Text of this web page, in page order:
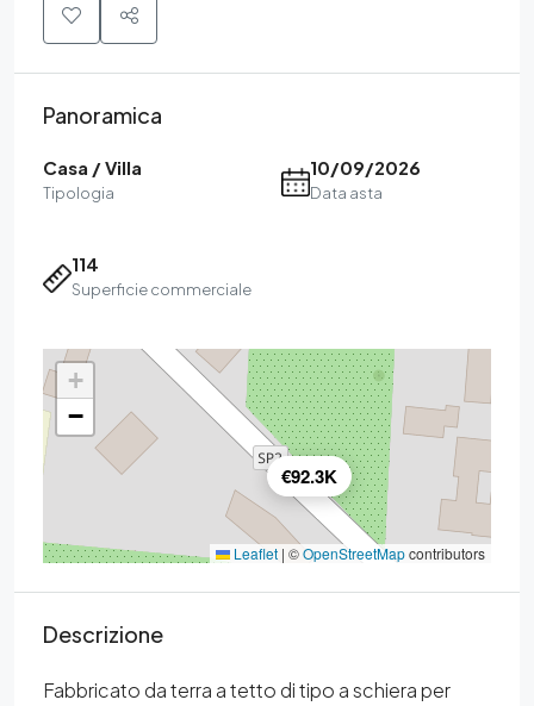
Panoramica
Casa / Villa
Tipologia
10/09/2026
Data asta
114
Superficie commerciale
€92.3K
+
−
Leaflet | ©OpenStreetMapcontributors
Descrizione
Fabbricato da terra a tetto di tipo a schiera per